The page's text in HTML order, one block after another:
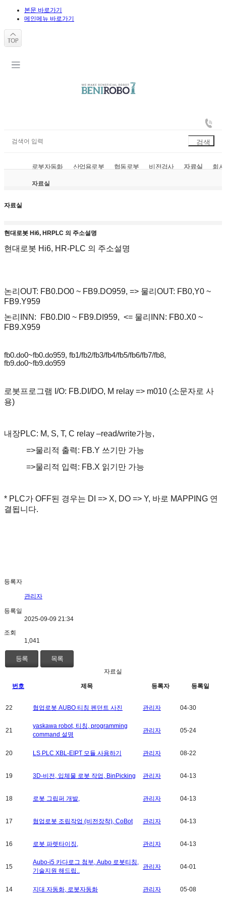
본문 바로가기
메인메뉴 바로가기
로봇자동화 산업용로봇 협동로봇 비전검사 자료실 회
자료실
자료실
현대로봇 Hi6, HRPLC 의 주소설명
현대로봇 Hi6, HR-PLC 의 주소설명
논리 OUT: FB0.DO0 ~ FB9.DO959, => 물리 OUT: FB0,Y0 ~
FB9.Y959
논리
INN: FB0.DI0 ~ FB9.DI959, <= 물리
INN: FB0.X0 ~
FB9.X959
fb0.do0~fb0.do959, fb1/fb2/fb3/fb4/fb5/fb6/fb7/fb8,
fb9.do0~fb9.do959
로봇프로그램 I/O: FB.DI/DO, M relay => m010 (소문자로 사
용)
내장PLC: M, S, T, C relay –read/write가능,
=>물리적 출력: FB.Y 쓰기만 가능
=>물리적 입력: FB.X 읽기만 가능
* PLC가 OFF된 경우는 DI => X, DO => Y, 바로 MAPPING 연
결됩니다.
등록자
관리자
등록일
2025-09-09 21:34
조회
1,041
등록 목록
자료실
번호 제목 등록자 등록일
22 협업로봇 AUBO 티칭 펜던트 사진 관리자 04-30
21
yaskawa robot, 티칭, programming
command 설명
관리자 05-24
20 LS PLC XBL-EIPT 모듈 사용하기 관리자 08-22
19 3D-비전, 입체물 로봇 작업, BinPicking 관리자 04-13
18 로봇 그립퍼 개발, 관리자 04-13
17 협업로봇 조립작업 (비전장착), CoBot 관리자 04-13
16 로봇 파렛타이징, 관리자 04-13
15
Aubo-i5 카다로그 첨부, Aubo 로봇티칭,
기술지원 해드립..
관리자 04-01
14 지대 자동화, 로봇자동화 관리자 05-08